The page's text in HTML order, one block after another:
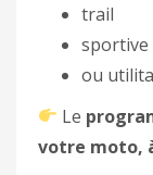
trail
sportive
ou
Le
votre moto,